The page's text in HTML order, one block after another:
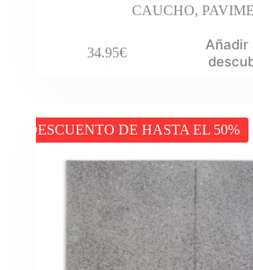
CAUCHO,
34.95€
Añadir
DESCUENTO DE HASTA EL 50%